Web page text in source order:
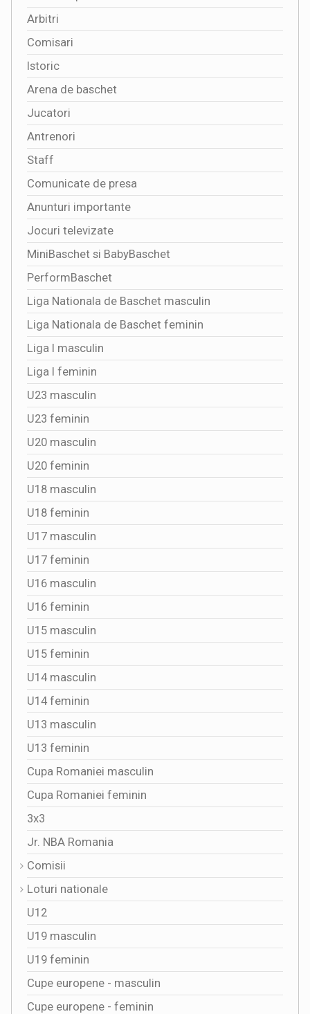
Arbitri
Comisari
Istoric
Arena de baschet
Jucatori
Antrenori
Staff
Comunicate de presa
Anunturi importante
Jocuri televizate
MiniBaschet si BabyBaschet
PerformBaschet
Liga Nationala de Baschet masculin
Liga Nationala de Baschet feminin
Liga I masculin
Liga I feminin
U23 masculin
U23 feminin
U20 masculin
U20 feminin
U18 masculin
U18 feminin
U17 masculin
U17 feminin
U16 masculin
U16 feminin
U15 masculin
U15 feminin
U14 masculin
U14 feminin
U13 masculin
U13 feminin
Cupa Romaniei masculin
Cupa Romaniei feminin
3x3
Jr. NBA Romania
Comisii
Loturi nationale
U12
U19 masculin
U19 feminin
Cupe europene - masculin
Cupe europene - feminin